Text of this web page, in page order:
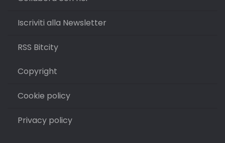
Iscriviti alla Newsletter
RSS Bitcity
Copyright
Cookie policy
Privacy policy